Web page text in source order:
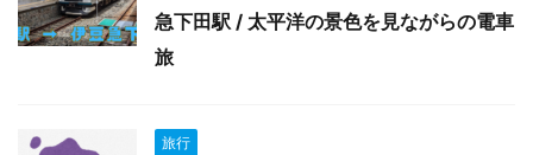
急下田駅 / 太平洋の景色を見ながらの電車
旅
旅行